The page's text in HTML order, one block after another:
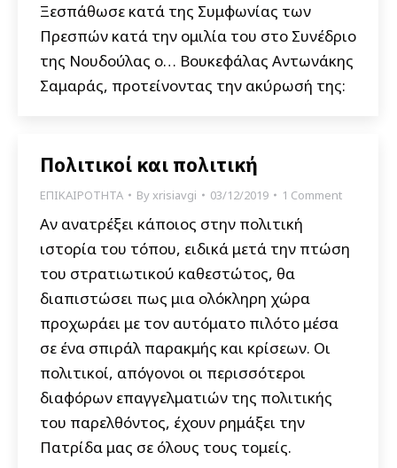
Ξεσπάθωσε κατά της Συμφωνίας των
Πρεσπών κατά την ομιλία του στο Συνέδριο
της Νουδούλας ο… Βουκεφάλας Αντωνάκης
Σαμαράς, προτείνοντας την ακύρωσή της:
Πολιτικοί και πολιτική
ΕΠΙΚΑΙΡΟΤΗΤΑ Byxrisiavgi 03/12/2019 1 Comment
Αν ανατρέξει κάποιος στην πολιτική
ιστορία του τόπου, ειδικά μετά την πτώση
του στρατιωτικού καθεστώτος, θα
διαπιστώσει πως μια ολόκληρη χώρα
προχωράει με τον αυτόματο πιλότο μέσα
σε ένα σπιράλ παρακμής και κρίσεων. Οι
πολιτικοί, απόγονοι οι περισσότεροι
διαφόρων επαγγελματιών της πολιτικής
του παρελθόντος, έχουν ρημάξει την
Πατρίδα μας σε όλους τους τομείς.